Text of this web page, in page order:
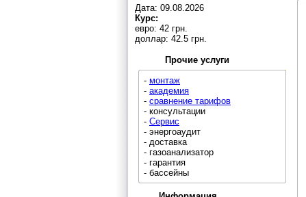
Дата: 09.08.2026
Курс:
евро: 42 грн.
доллар: 42.5 грн.
Прочие услуги
- монтаж
- академия
- сравнение тарифов
- консультации
- Сервис
- энергоаудит
- доставка
- газоанализатор
- гарантия
- бассейны